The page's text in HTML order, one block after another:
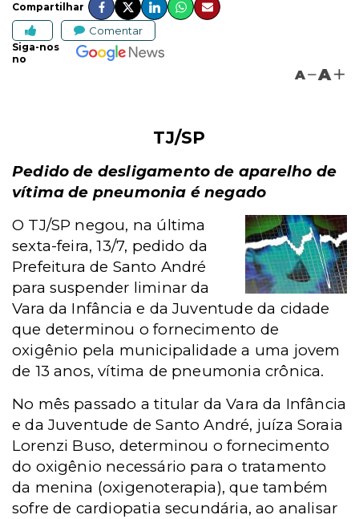
Compartilhar
Comentar
Siga-nos
no
A A
TJ/SP
Pedido de desligamento de aparelho de
vítima de pneumonia é negado
O TJ/SP negou, na última
sexta-feira, 13/7, pedido da
Prefeitura de Santo André
para suspender liminar da
Vara da Infância e da Juventude da cidade
que determinou o fornecimento de
oxigênio pela municipalidade a uma jovem
de 13 anos, vítima de pneumonia crônica.
No mês passado a titular da Vara da Infância
e da Juventude de Santo André, juíza Soraia
Lorenzi Buso, determinou o fornecimento
do oxigênio necessário para o tratamento
da menina (oxigenoterapia), que também
sofre de cardiopatia secundária, ao analisar